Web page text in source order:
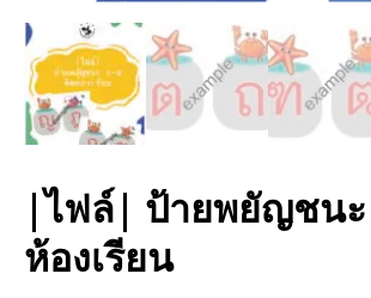
|ไฟล์| ป้ายพยัญชนะ
ห้องเรียน